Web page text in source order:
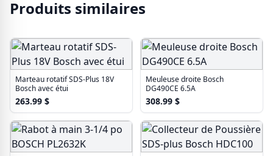
Produits similaires
Marteau rotatif SDS-Plus 18V
Bosch avec étui
263.99 $
Meuleuse droite Bosch
DG490CE 6.5A
308.99 $